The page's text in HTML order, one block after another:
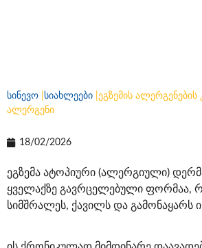
სინევო სიახლეები ეგზემის ალერგენების
ალერგენი
18/02/2026
ეგზემა ატოპიური (ალერგიული)
ყველაქზე გავრცელებული ფორმაა,
სიმშრალეს, ქავილს და გამონაყარს